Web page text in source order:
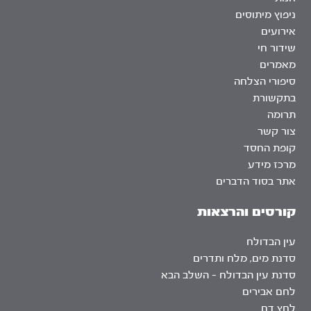
ניפוץ מיתוסים
אירועים
שידור חי
מאמרים
סיפורי הצלחה
בתקשורת
תרומה
צור קשר
קופת החסד
מרכז מידע
אתר בסוד הדברים
קורסים והרצאות
עין הבדולח
סדנת מים, מלח ותדרים
סדנת עין הבדולח – השלב הבא
לחם אבירים
לחץ דם